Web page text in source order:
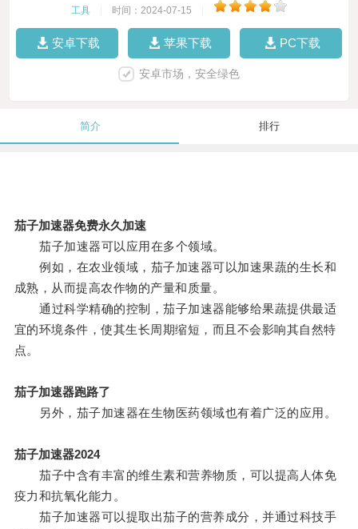
工具 时间：2024-07-15
安卓下载 苹果下载 PC下载
安卓市场，安全绿色
简介 排行
茄子加速器免费永久加速
茄子加速器可以应用在多个领域。
例如，在农业领域，茄子加速器可以加速果蔬的生长和
成熟，从而提高农作物的产量和质量。
通过科学精确的控制，茄子加速器能够给果蔬提供最适
宜的环境条件，使其生长周期缩短，而且不会影响其自然特
点。
茄子加速器跑路了
另外，茄子加速器在生物医药领域也有着广泛的应用。
茄子加速器2024
茄子中含有丰富的维生素和营养物质，可以提高人体免
疫力和抗氧化能力。
茄子加速器可以提取出茄子的营养成分，并通过科技手